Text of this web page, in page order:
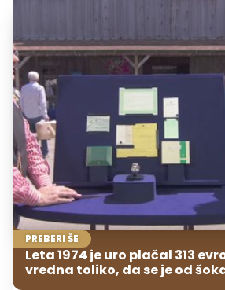
PREBERI ŠE
Leta 1974 je uro plačal 313
vredna toliko, da se je od